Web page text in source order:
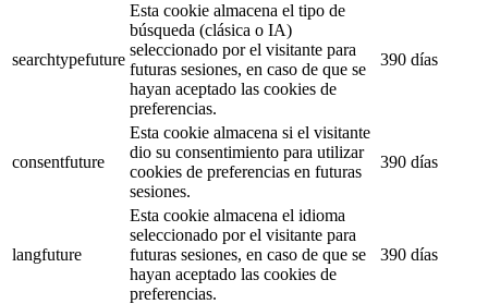
searchtypefuture
Esta cookie almacena el tipo de
búsqueda (clásica o IA)
seleccionado por el visitante para
futuras sesiones, en caso de que se
hayan aceptado las cookies de
preferencias.
390 días
consentfuture
Esta cookie almacena si el visitante
dio su consentimiento para utilizar
cookies de preferencias en futuras
sesiones.
390 días
langfuture
Esta cookie almacena el idioma
seleccionado por el visitante para
futuras sesiones, en caso de que se
hayan aceptado las cookies de
preferencias.
390 días